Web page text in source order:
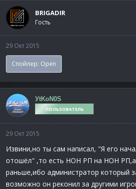
BRIGADIR
Гость
29 Окт 2015
Спойлер: Open
УtKoN0S
ПОЛЬЗОВАТЕЛЬ
29 Окт 2015
Извини,но ты сам написал, "Я его
отошёл" ,то есть НОН РП на НОН РП,а
раньше,ибо администратор который
возможно он реконил за другими